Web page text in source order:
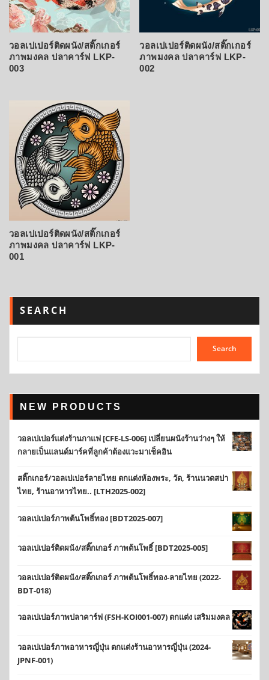
วอลเปเปอร์ติดผนัง/สติ๊กเกอร์
ภาพมงคล ปลาคาร์ฟ LKP-
003
วอลเปเปอร์ติดผนัง/สติ๊กเกอร์
ภาพมงคล ปลาคาร์ฟ LKP-
002
วอลเปเปอร์ติดผนัง/สติ๊กเกอร์
ภาพมงคล ปลาคาร์ฟ LKP-
001
SEARCH
Search
NEW PRODUCTS
วอลเปเปอร์แต่งร้านกาแฟ [CFE-LS-006] เปลี่ยนผนังร้านว่างๆ ให้
กลายเป็นแลนด์มาร์คที่ลูกค้าต้องแวะมาเช็คอิน
สติ๊กเกอร์/วอลเปเปอร์ลายไทย ตกแต่งห้องพระ, วัด, ร้านนวดสปา
ไทย, ร้านอาหารไทย.. [LTH2025-002]
วอลเปเปอร์ภาพต้นโพธิ์ทอง [BDT2025-007]
วอลเปเปอร์ติดผนัง/สติ๊กเกอร์ ภาพต้นโพธิ์ [BDT2025-005]
วอลเปเปอร์ติดผนัง/สติ๊กเกอร์ ภาพต้นโพธิ์ทอง-ลายไทย (2022-
BDT-018)
วอลเปเปอร์ภาพปลาคาร์ฟ (FSH-KOI001-007) ตกแต่ง เสริมมงคล
วอลเปเปอร์ภาพอาหารญี่ปุ่น ตกแต่งร้านอาหารญี่ปุ่น (2024-
JPNF-001)